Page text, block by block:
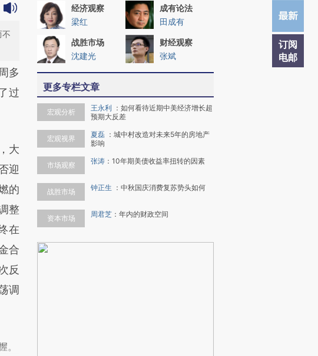
订阅
电邮
不
方
财
比
多
过
大
迎
的
整
在
合
反
调
。
经济观察
梁红
成有论法
田成有
战胜市场
沈建光
财经观察
张斌
更多专栏文章
宏观分析 王永利 ： 如何看待近期中美经济增长超
预期大反差
宏观视界 夏磊 ： 城中村改造对未来5年的房地产
影响
市场观察 张涛 ： 10年期美债收益率扭转的因素
战胜市场 钟正生 ： 中秋国庆消费复苏势头如何
资本市场 周君芝 ： 年内的财政空间